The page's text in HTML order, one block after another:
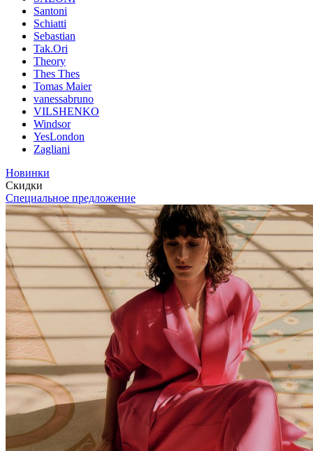
Santoni
Schiatti
Sebastian
Tak.Ori
Theory
Thes Thes
Tomas Maier
vanessabruno
VILSHENKO
Windsor
YesLondon
Zagliani
Новинки
Скидки
Специальное предложение